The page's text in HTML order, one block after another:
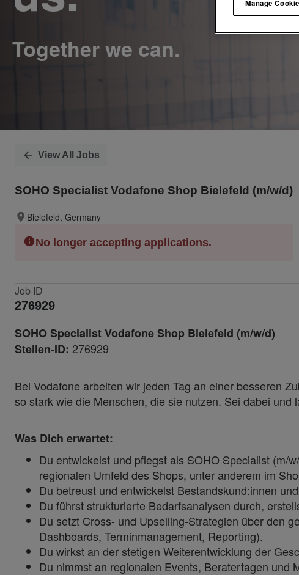
View All Jobs
SOHO Specialist Vodafone Shop Bielefeld (m/w/d)
Bielefeld, Germany
No longer accepting applications.
Job ID
276929
SOHO Specialist Vodafone Shop Bielefeld (m/w/d)
Stellen-ID: 276929
Bei Vodafone arbeiten wir jeden Tag an einer besseren
so stark wie die Menschen, die sie nutzen. Sei dabei
Was Dich erwartet:
Du entwickelst und pflegst als SOHO Specialist (m/
regionalen Umfeld des Shops, unter anderem im
Du betreust und entwickelst Bestandskund:innen
Du führst strukturierte Bedarfsanalysen durch,
Du setzt Cross- und Upselling-Strategien über den
Dashboards, Terminmanagement, Reporting).
Du wirkst an der stetigen Weiterentwicklung der
Du nimmst an regionalen Events, Beratertagen und
Manage